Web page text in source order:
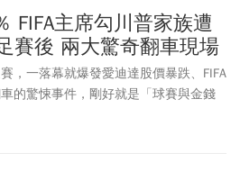
FIFA主席勾川普家族遭
賽後 兩大驚奇翻車現場
，一落幕就爆發愛迪達股價暴跌、FIFA
的驚悚事件，剛好就是「球賽與金錢